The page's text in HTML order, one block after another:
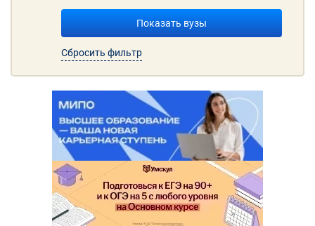
Показать вузы
Сбросить фильтр